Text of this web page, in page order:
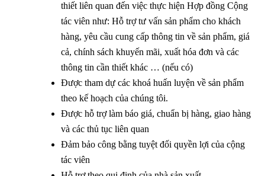
thiết liên quan đến việc thực hiện Hợp đồng Cộng
tác viên như: Hỗ trợ tư vấn sản phẩm cho khách
hàng, yêu cầu cung cấp thông tin về sản phẩm, giá
cả, chính sách khuyến mãi, xuất hóa đơn và các
thông tin cần thiết khác … (nếu có)
Được tham dự các khoá huấn luyện về sản phẩm
theo kế hoạch của chúng tôi.
Được hỗ trợ làm báo giá, chuẩn bị hàng, giao hàng
và các thủ tục liên quan
Đảm bảo công bằng tuyệt đối quyền lợi của cộng
tác viên